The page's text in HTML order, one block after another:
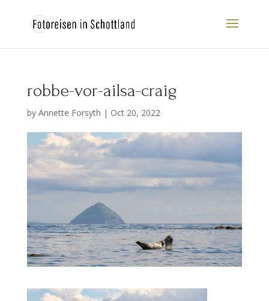
robbe-vor-ailsa-craig
by Annette Forsyth | Oct 20, 2022